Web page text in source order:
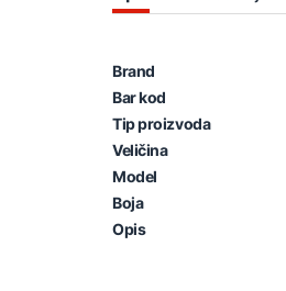
Brand
Bar kod
Tip proizvoda
Veličina
Model
Boja
Opis